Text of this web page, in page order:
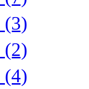
(3)
(2)
(4)